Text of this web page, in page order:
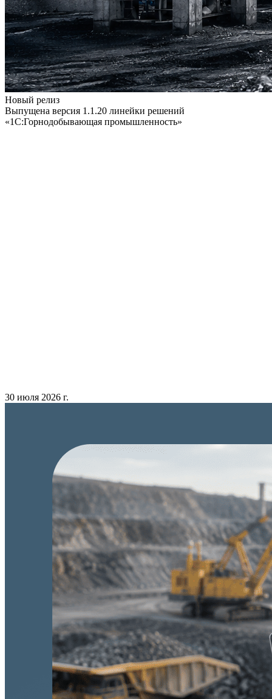
Новый релиз
Выпущена версия 1.1.20 линейки решений
«1С:Горнодобывающая промышленность»
30 июля 2026 г.